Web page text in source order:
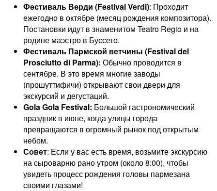
Фестиваль Верди (Festival Verdi): Проходит
ежегодно в октябре (месяц рождения композитора).
Постановки идут в знаменитом Teatro Regio и на
родине маэстро в Буссето.
Фестиваль Пармской ветчины (Festival del
Prosciutto di Parma): Обычно проводится в
сентябре. В это время многие заводы
(прошуттифичи) открывают свои двери для
экскурсий и дегустаций.
Gola Gola Festival: Большой гастрономический
праздник в июне, когда улицы города
превращаются в огромный рынок под открытым
небом.
Совет: Если у вас есть время, возьмите экскурсию
на сыроварню рано утром (около 8:00), чтобы
увидеть процесс рождения головы пармезана
своими глазами!